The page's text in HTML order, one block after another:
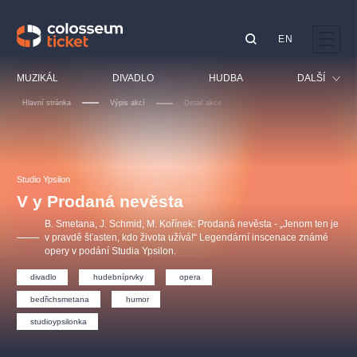
MUZIKÁL DIVADLO HUDBA DALŠÍ
Sport
EN
Hlavní stránka Výpis akcí Detail akce
Studio Ypsilon
V y Prodaná nevěsta
B. Smetana, J. Schmid, M. Kořínek: Prodaná nevěsta - „Jenom ten je
v pravdě šťasten, kdo života užívá!“ Legendární inscenace známé
opery v podání Studia Ypsilon.
divadlo hudebníprvky opera
bedřichsmetana humor
studioypsilonka
OBYČEJNÁ HOLKA
Agentura 44, s.r.o.
Ostatní hledají
muzikálypraha